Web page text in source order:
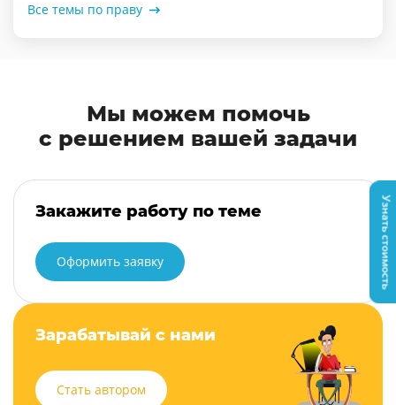
Все темы по праву
Мы можем помочь
с решением вашей задачи
Закажите работу по теме
Оформить заявку
Зарабатывай с нами
Стать автором
Узнать стоимость